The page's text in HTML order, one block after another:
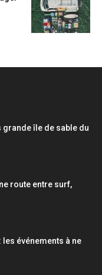
grande île de sable du
route entre surf,
événements à ne